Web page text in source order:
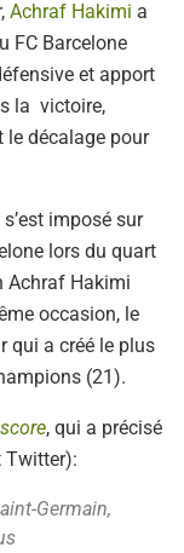
Achraf Hakimi a
FC Barcelone
et apport
la victoire,
le décalage pour
imposé sur
lors du quart
Achraf Hakimi
occasion, le
qui a créé le plus
(21).
, qui a précisé
Twitter):
Germain,